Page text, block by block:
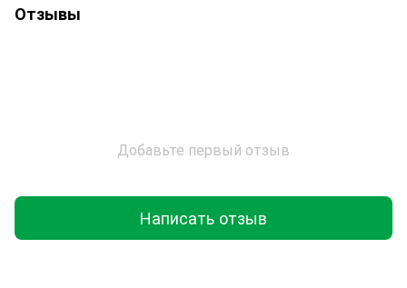
Отзывы
Добавьте первый отзыв
Написать отзыв